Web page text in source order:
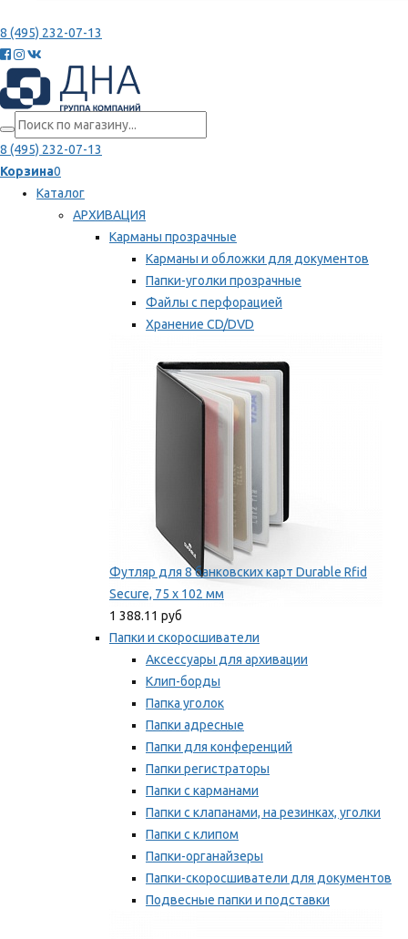
8 (495) 232-07-13
8 (495) 232-07-13
Корзина0
Каталог
АРХИВАЦИЯ
Карманы прозрачные
Карманы и обложки для документов
Папки-уголки прозрачные
Файлы с перфорацией
Хранение CD/DVD
Мы рекомендуем
Футляр для 8 банковских карт Durable Rfid
Secure, 75 х 102 мм
1 388.11 руб
Папки и скоросшиватели
Аксессуары для архивации
Клип-борды
Папка уголок
Папки адресные
Папки для конференций
Папки регистраторы
Папки с карманами
Папки с клапанами, на резинках, уголки
Папки с клипом
Папки-органайзеры
Папки-скоросшиватели для документов
Подвесные папки и подставки